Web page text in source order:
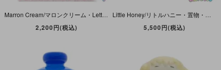
Marron Cream/マロンクリーム・Letter Set/レターセット・My Lovely ’80s・2015年
2,200円(税込) 5,500円(税込)